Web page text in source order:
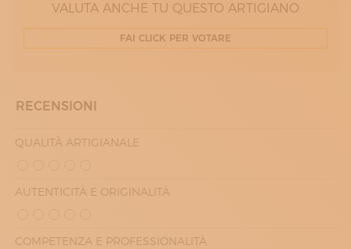
09:30 - 12:30
DOMENICA
09:30 - 12:30
VALUTA ANCHE TU QUESTO ARTIGIANO
FAI CLICK PER VOTARE
RECENSIONI
QUALITÀ ARTIGIANALE
AUTENTICITÀ E ORIGINALITÀ
COMPETENZA E PROFESSIONALITÀ